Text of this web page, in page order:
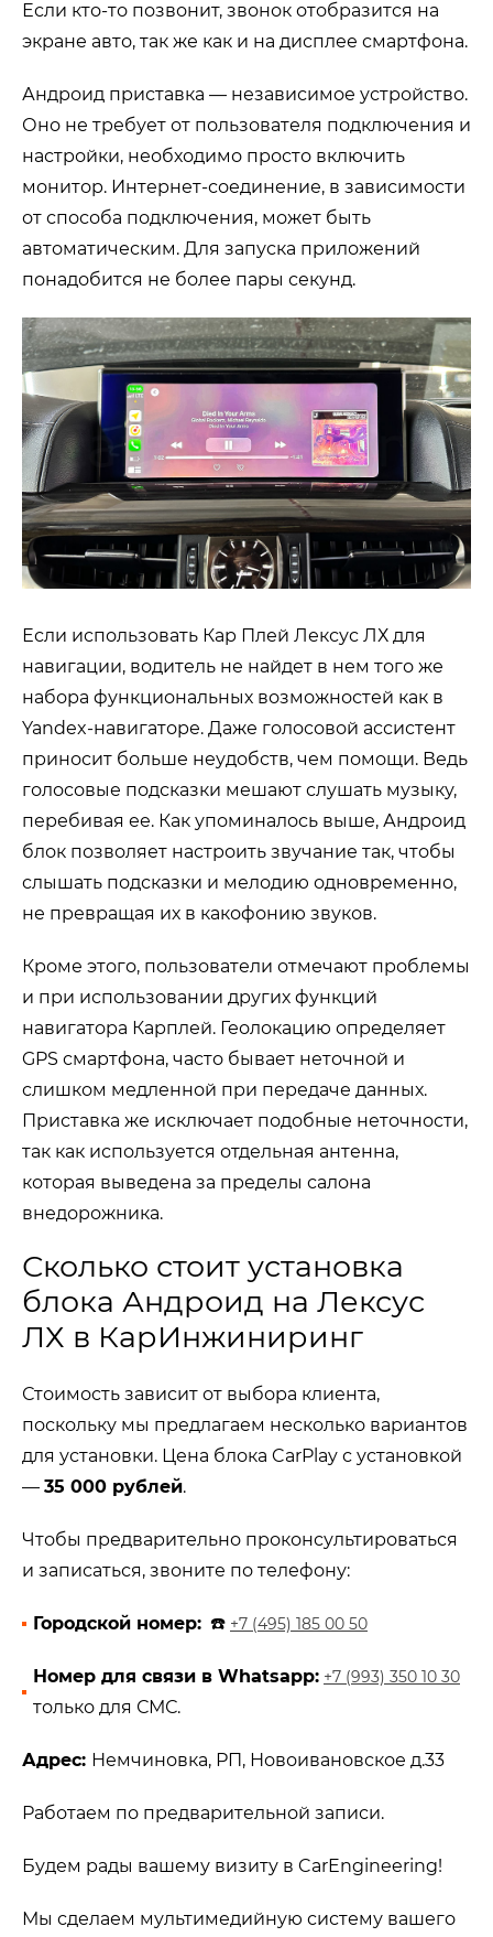
Если кто-то позвонит, звонок отобразится на
экране авто, так же как и на дисплее смартфона.
Андроид приставка — независимое устройство.
Оно не требует от пользователя подключения и
настройки, необходимо просто включить
монитор. Интернет-соединение, в зависимости
от способа подключения, может быть
автоматическим. Для запуска приложений
понадобится не более пары секунд.
Если использовать Кар Плей Лексус ЛХ для
навигации, водитель не найдет в нем того же
набора функциональных возможностей как в
Yandex-навигаторе. Даже голосовой ассистент
приносит больше неудобств, чем помощи. Ведь
голосовые подсказки мешают слушать музыку,
перебивая ее. Как упоминалось выше, Андроид
блок позволяет настроить звучание так, чтобы
слышать подсказки и мелодию одновременно,
не превращая их в какофонию звуков.
Кроме этого, пользователи отмечают проблемы
и при использовании других функций
навигатора Карплей. Геолокацию определяет
GPS смартфона, часто бывает неточной и
слишком медленной при передаче данных.
Приставка же исключает подобные неточности,
так как используется отдельная антенна,
которая выведена за пределы салона
внедорожника.
Сколько стоит установка
блока Андроид на Лексус
ЛХ в КарИнжиниринг
Стоимость зависит от выбора клиента,
поскольку мы предлагаем несколько вариантов
для установки. Цена блока CarPlay с установкой
— 35 000 рублей.
Чтобы предварительно проконсультироваться
и записаться, звоните по телефону:
Городской номер: ☎️ +7 (495) 185 00 50
Номер для связи в Whatsapp: +7 (993) 350 10 30
только для СМС.
Адрес: Немчиновка, РП, Новоивановское д.33
Работаем по предварительной записи.
Будем рады вашему визиту в CarEngineering!
Мы сделаем мультимедийную систему вашего